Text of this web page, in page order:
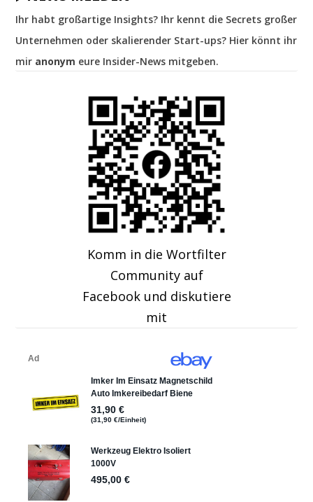
Ihr habt großartige Insights? Ihr kennt die Secrets großer
Unternehmen oder skalierender Start-ups? Hier könnt ihr
mir anonym eure Insider-News mitgeben.
Komm in die Wortfilter
Community auf
Facebook und diskutiere
mit